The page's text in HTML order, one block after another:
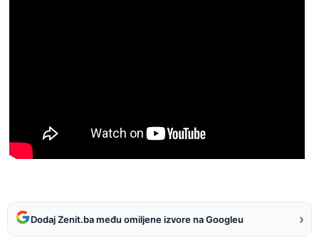
Dodaj Zenit.ba među omiljene izvore na Googleu ›